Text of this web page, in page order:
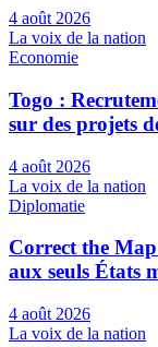
4 août 2026
La voix de la nation
Economie
Togo :
sur des projets
4 août 2026
La voix de la nation
Diplomatie
Correct the
aux seuls États
4 août 2026
La voix de la nation